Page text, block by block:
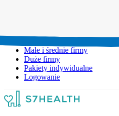
Małe i średnie firmy
Duże firmy
Pakiety indywidualne
Logowanie